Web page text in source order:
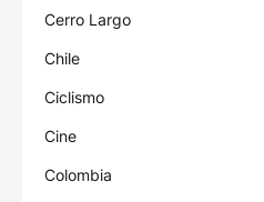
Cerro Largo
Chile
Ciclismo
Cine
Colombia